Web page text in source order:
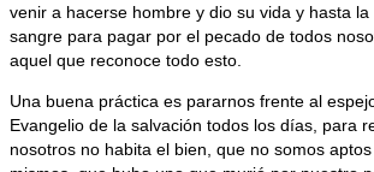
venir a hacerse hombre y dio su vida y hasta
sangre para pagar por el pecado de todos
aquel que reconoce todo esto.
Una buena práctica es pararnos frente al
Evangelio de la salvación todos los días, para
nosotros no habita el bien, que no somos